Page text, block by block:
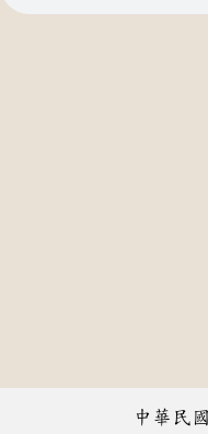
中華民